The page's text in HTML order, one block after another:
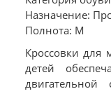
Назначение:
Полнота: M
Кроссовки для
детей